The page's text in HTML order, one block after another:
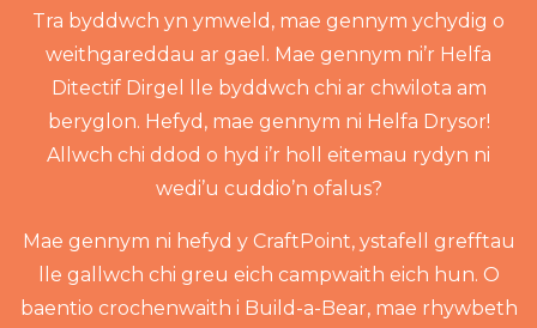
Tra byddwch yn ymweld, mae gennym ychydig o
weithgareddau ar gael. Mae gennym ni’r Helfa
Ditectif Dirgel lle byddwch chi ar chwilota am
beryglon. Hefyd, mae gennym ni Helfa Drysor!
Allwch chi ddod o hyd i’r holl eitemau rydyn ni
wedi’u cuddio’n ofalus?
Mae gennym ni hefyd y CraftPoint, ystafell grefftau
lle gallwch chi greu eich campwaith eich hun. O
baentio crochenwaith i Build-a-Bear, mae rhywbeth